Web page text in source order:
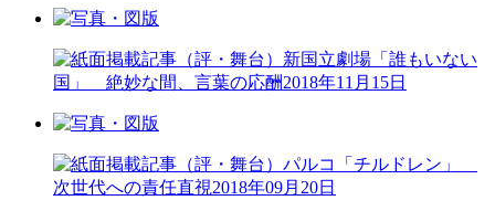
（評・舞台）新国立劇場「誰もいない
国」 絶妙な間、言葉の応酬2018年11月15日
（評・舞台）パルコ「チルドレン」
次世代への責任直視2018年09月20日